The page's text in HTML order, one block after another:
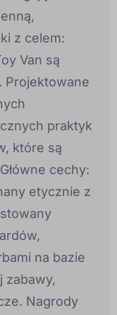
z celem:
Van są
Projektowane
praktyk
które są
cechy:
etycznie z
na bazie
zabawy,
Nagrody